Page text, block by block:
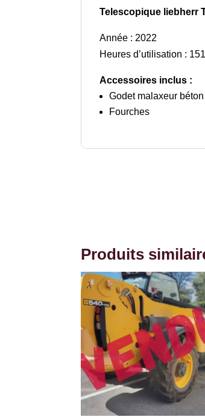
Telescopique liebherr
Année : 2022
Heures d’utilisation :
Accessoires inclus :
Godet malaxeur
Fourches
Produits